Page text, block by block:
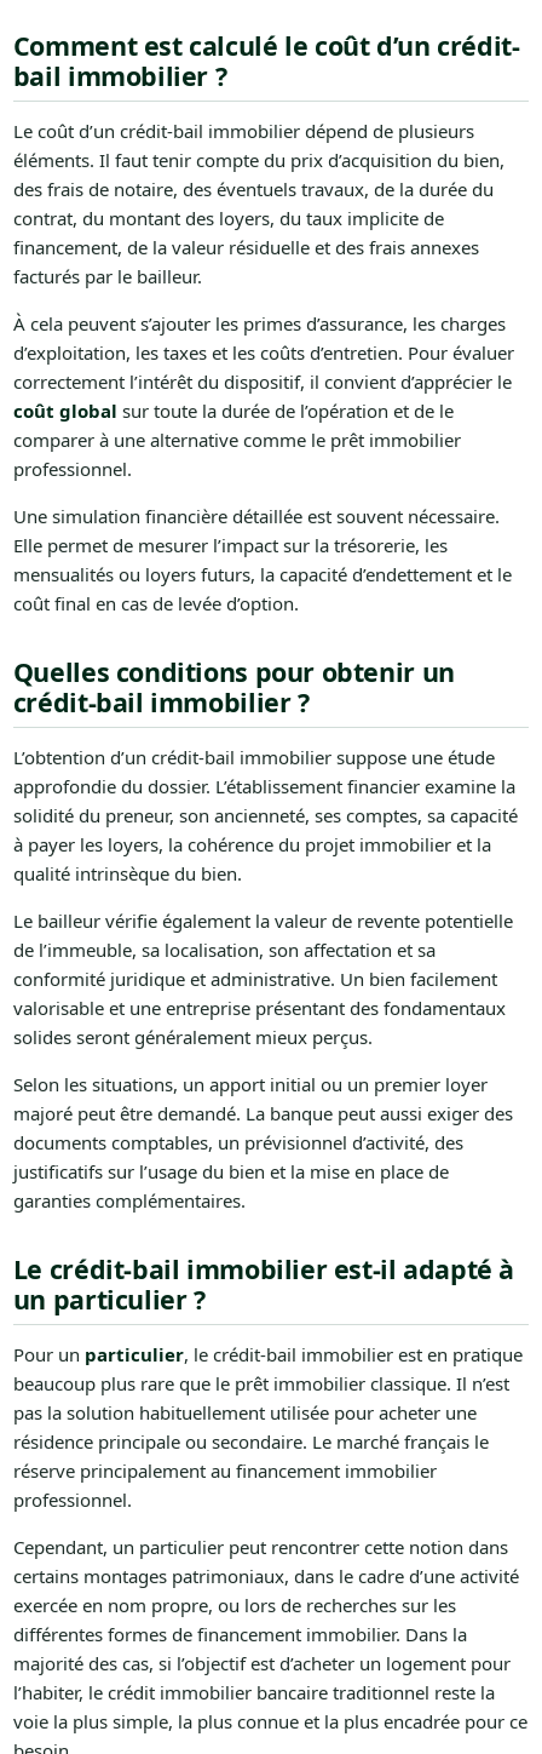
Comment est calculé le coût d’un crédit-
bail immobilier ?
Le coût d’un crédit-bail immobilier dépend de plusieurs
éléments. Il faut tenir compte du prix d’acquisition du bien,
des frais de notaire, des éventuels travaux, de la durée du
contrat, du montant des loyers, du taux implicite de
financement, de la valeur résiduelle et des frais annexes
facturés par le bailleur.
À cela peuvent s’ajouter les primes d’assurance, les charges
d’exploitation, les taxes et les coûts d’entretien. Pour évaluer
correctement l’intérêt du dispositif, il convient d’apprécier le
coût global sur toute la durée de l’opération et de le
comparer à une alternative comme le prêt immobilier
professionnel.
Une simulation financière détaillée est souvent nécessaire.
Elle permet de mesurer l’impact sur la trésorerie, les
mensualités ou loyers futurs, la capacité d’endettement et le
coût final en cas de levée d’option.
Quelles conditions pour obtenir un
crédit-bail immobilier ?
L’obtention d’un crédit-bail immobilier suppose une étude
approfondie du dossier. L’établissement financier examine la
solidité du preneur, son ancienneté, ses comptes, sa capacité
à payer les loyers, la cohérence du projet immobilier et la
qualité intrinsèque du bien.
Le bailleur vérifie également la valeur de revente potentielle
de l’immeuble, sa localisation, son affectation et sa
conformité juridique et administrative. Un bien facilement
valorisable et une entreprise présentant des fondamentaux
solides seront généralement mieux perçus.
Selon les situations, un apport initial ou un premier loyer
majoré peut être demandé. La banque peut aussi exiger des
documents comptables, un prévisionnel d’activité, des
justificatifs sur l’usage du bien et la mise en place de
garanties complémentaires.
Le crédit-bail immobilier est-il adapté à
un particulier ?
Pour un particulier, le crédit-bail immobilier est en pratique
beaucoup plus rare que le prêt immobilier classique. Il n’est
pas la solution habituellement utilisée pour acheter une
résidence principale ou secondaire. Le marché français le
réserve principalement au financement immobilier
professionnel.
Cependant, un particulier peut rencontrer cette notion dans
certains montages patrimoniaux, dans le cadre d’une activité
exercée en nom propre, ou lors de recherches sur les
différentes formes de financement immobilier. Dans la
majorité des cas, si l’objectif est d’acheter un logement pour
l’habiter, le crédit immobilier bancaire traditionnel reste la
voie la plus simple, la plus connue et la plus encadrée pour ce